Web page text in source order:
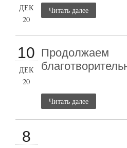
ДЕК
20
Читать далее
10
ДЕК
20
Продолжаем
Читать далее
8